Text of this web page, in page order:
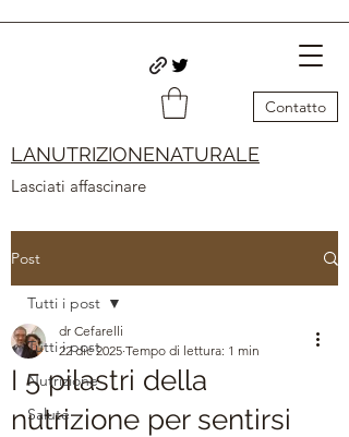
Contatto
LANUTRIZIONENATURALE
Lasciati affascinare
Post
Tutti i post
Nutrizione
Salute
Tutti i post
I 5 pilastri della
nutrizione per sentirsi
dr Cefarelli
22 dic 2025 Tempo di lettura: 1 min